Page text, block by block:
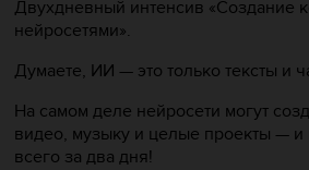
Двухдневный интенсив «Создание
нейросетями».
Думаете, ИИ — это только тексты и
На самом деле нейросети могут
видео, музыку и целые проекты — и
всего за два дня!